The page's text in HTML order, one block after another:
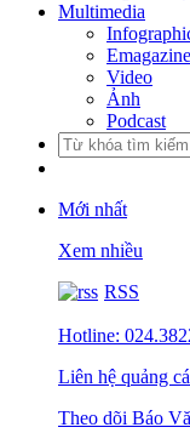
Multimedia
Emagazine
Video
Ảnh
Podcast
Mới nhất
Xem nhiều
RSS
Hotline:
Liên hệ quảng
Theo dõi Báo